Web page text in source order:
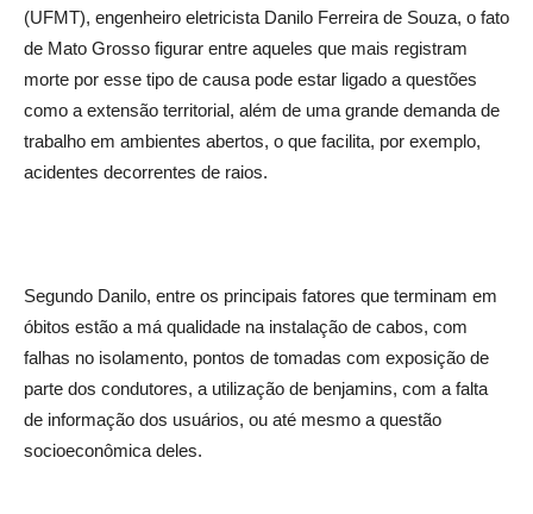
(UFMT), engenheiro eletricista Danilo Ferreira de Souza, o fato
de Mato Grosso figurar entre aqueles que mais registram
morte por esse tipo de causa pode estar ligado a questões
como a extensão territorial, além de uma grande demanda de
trabalho em ambientes abertos, o que facilita, por exemplo,
acidentes decorrentes de raios.
Segundo Danilo, entre os principais fatores que terminam em
óbitos estão a má qualidade na instalação de cabos, com
falhas no isolamento, pontos de tomadas com exposição de
parte dos condutores, a utilização de benjamins, com a falta
de informação dos usuários, ou até mesmo a questão
socioeconômica deles.